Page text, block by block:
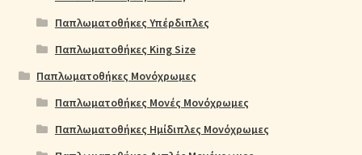
Παπλωματοθήκες Υπέρδιπλες
Παπλωματοθήκες King Size
Παπλωματοθήκες Μονόχρωμες
Παπλωματοθήκες Μονές Μονόχρωμες
Παπλωματοθήκες Ημίδιπλες Μονόχρωμες